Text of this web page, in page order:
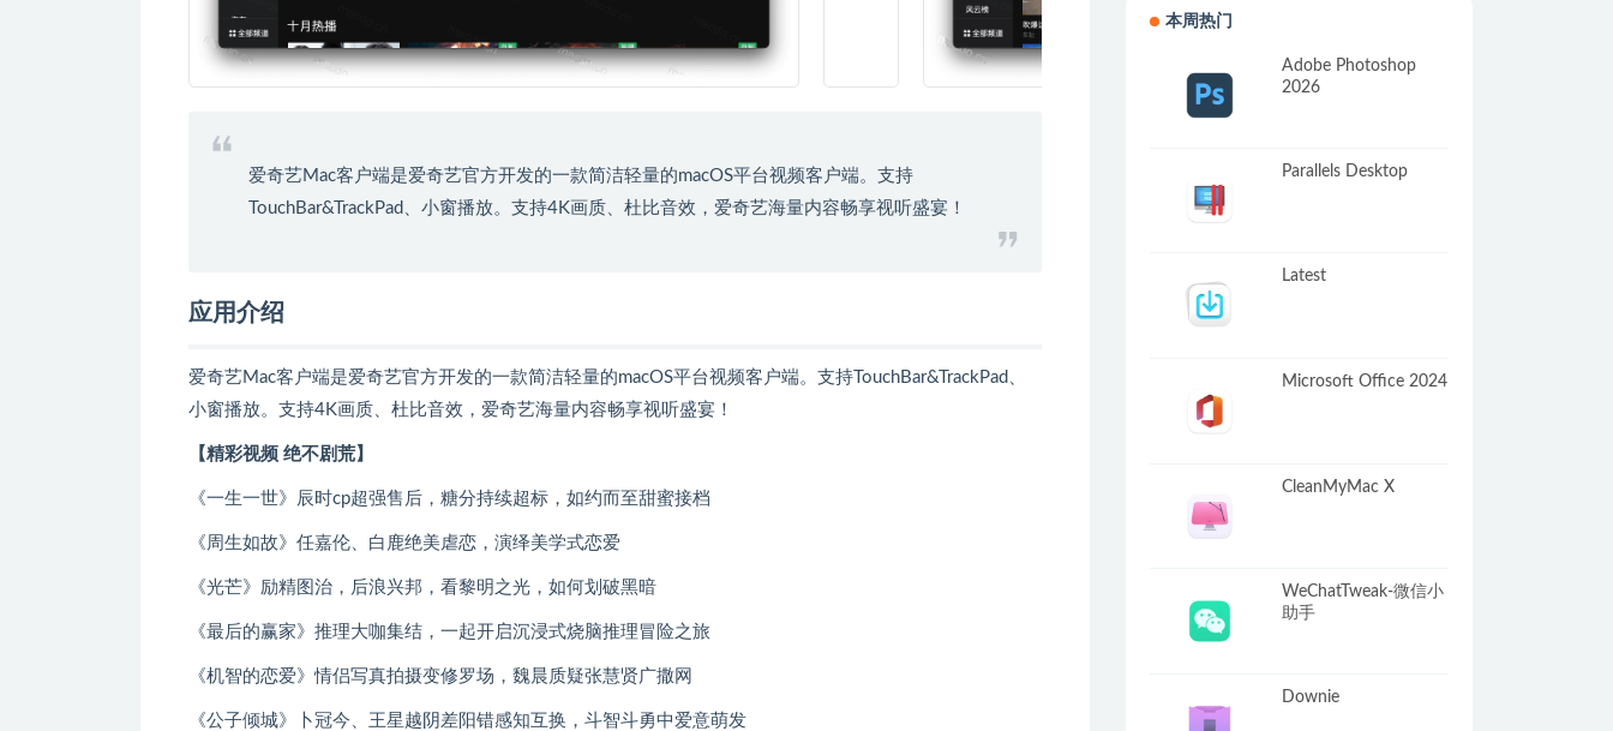
爱奇艺Mac客户端是爱奇艺官方开发的一款简洁轻量的macOS平台视频客户端。支持
TouchBar&TrackPad、小窗播放。支持4K画质、杜比音效，爱奇艺海量内容畅享视听盛宴！
应用介绍
爱奇艺Mac客户端是爱奇艺官方开发的一款简洁轻量的macOS平台视频客户端。支持TouchBar&TrackPad、
小窗播放。支持4K画质、杜比音效，爱奇艺海量内容畅享视听盛宴！
【精彩视频 绝不剧荒】
《一生一世》辰时cp超强售后，糖分持续超标，如约而至甜蜜接档
《周生如故》任嘉伦、白鹿绝美虐恋，演绎美学式恋爱
《光芒》励精图治，后浪兴邦，看黎明之光，如何划破黑暗
《最后的赢家》推理大咖集结，一起开启沉浸式烧脑推理冒险之旅
《机智的恋爱》情侣写真拍摄变修罗场，魏晨质疑张慧贤广撒网
《公子倾城》卜冠今、王星越阴差阳错感知互换，斗智斗勇中爱意萌发
本周热门
Adobe Photoshop
2026
Parallels Desktop
Latest
Microsoft Office 2024
CleanMyMac X
WeChatTweak-微信小
助手
Downie